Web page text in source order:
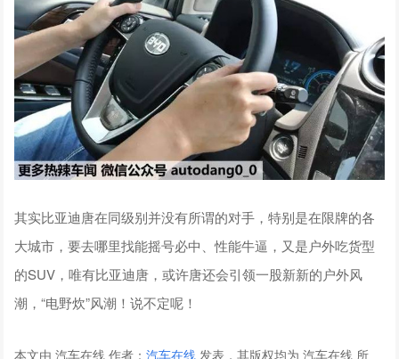
其实比亚迪唐在同级别并没有所谓的对手，特别是在限牌的各
大城市，要去哪里找能摇号必中、性能牛逼，又是户外吃货型
的SUV，唯有比亚迪唐，或许唐还会引领一股新新的户外风
潮，“电野炊”风潮！说不定呢！
本文由 汽车在线 作者：汽车在线 发表，其版权均为 汽车在线 所